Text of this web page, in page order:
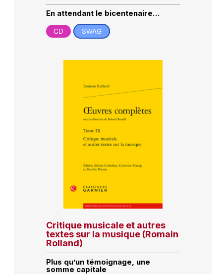
En attendant le bicentenaire…
CD SWAG
Critique musicale et autres
textes sur la musique (Romain
Rolland)
Plus qu’un témoignage, une
somme capitale